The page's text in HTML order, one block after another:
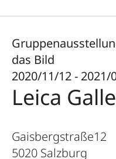
das Bild
2020/11/12 - 2021/
Leica
Gaisbergstraße12
5020 Salzburg